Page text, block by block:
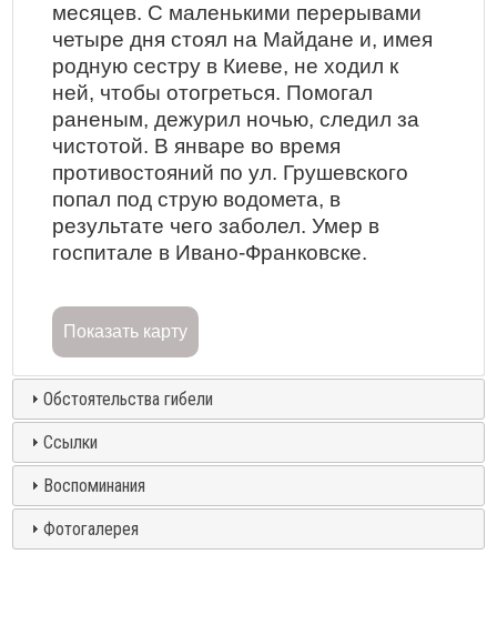
месяцев. С маленькими перерывами
четыре дня стоял на Майдане и, имея
родную сестру в Киеве, не ходил к
ней, чтобы отогреться. Помогал
раненым, дежурил ночью, следил за
чистотой. В январе во время
противостояний по ул. Грушевского
попал под струю водомета, в
результате чего заболел. Умер в
госпитале в Ивано-Франковске.
Показать карту
Обстоятельства гибели
Ссылки
Воспоминания
Фотогалерея